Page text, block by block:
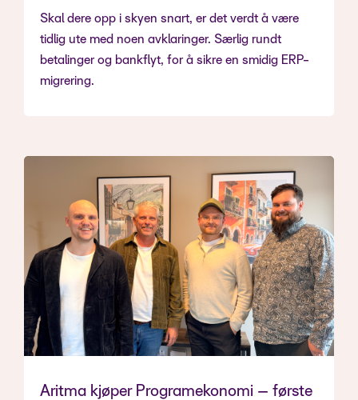
Skal dere opp i skyen snart, er det verdt å være
tidlig ute med noen avklaringer. Særlig rundt
betalinger og bankflyt, for å sikre en smidig ERP-
migrering.
Aritma kjøper Programekonomi – første